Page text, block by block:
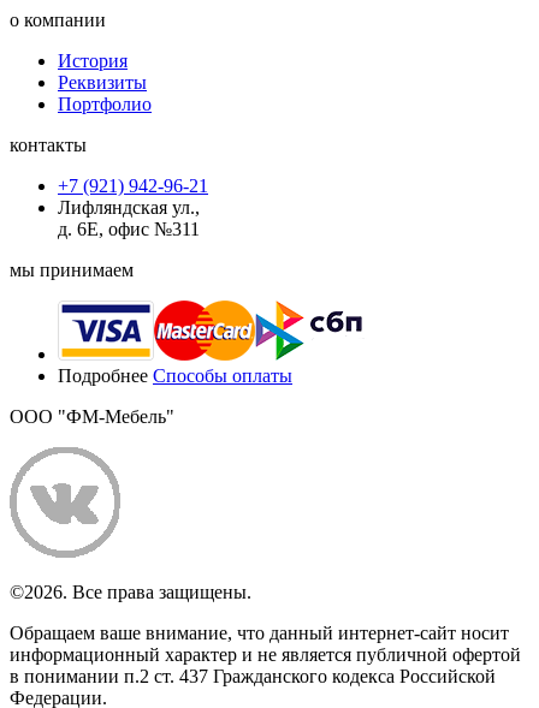
о компании
История
Реквизиты
Портфолио
контакты
+7 (921) 942-96-21
Лифляндская ул.,
д. 6Е, офис №311
мы принимаем
Подробнее Способы оплаты
ООО "ФМ-Мебель"
©2026. Все права защищены.
Обращаем ваше внимание, что данный интернет-сайт носит
информационный характер и не является публичной офертой
в понимании п.2 ст. 437 Гражданского кодекса Российской
Федерации.